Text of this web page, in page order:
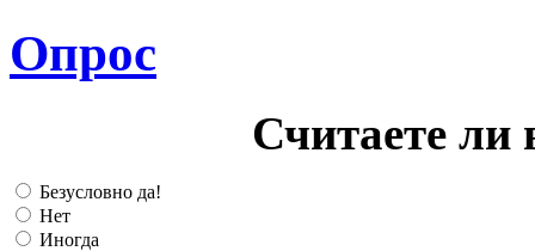
Опрос
Считаете ли
Безусловно да!
Нет
Иногда